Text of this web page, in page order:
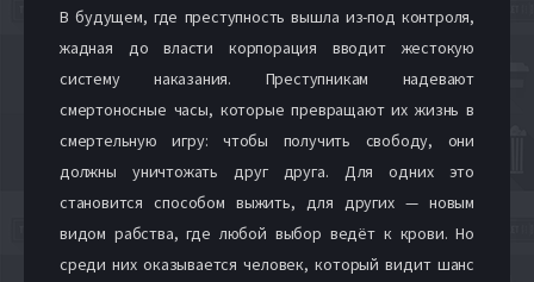
В будущем, где преступность вышла из-под контроля,
жадная до власти корпорация вводит жестокую
систему наказания. Преступникам надевают
смертоносные часы, которые превращают их жизнь в
смертельную игру: чтобы получить свободу, они
должны уничтожать друг друга. Для одних это
становится способом выжить, для других — новым
видом рабства, где любой выбор ведёт к крови. Но
среди них оказывается человек, который видит шанс